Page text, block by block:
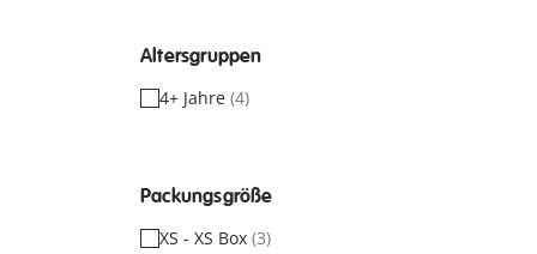
Altersgruppen
4+ Jahre (4)
Packungsgröße
XS - XS Box (3)